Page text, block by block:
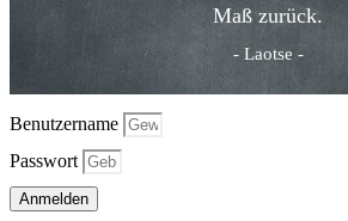
Maß zurück.
- Laotse -
Benutzername
Passwort
Anmelden